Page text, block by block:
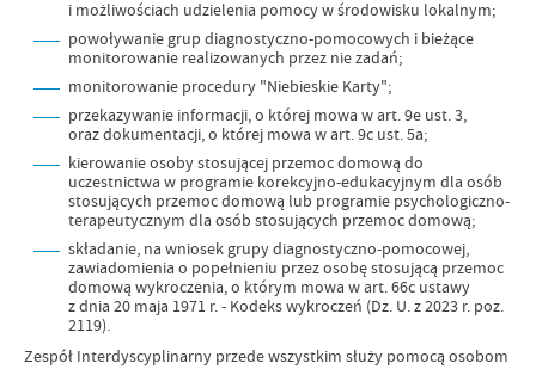
i możliwościach udzielenia pomocy w środowisku lokalnym;
powoływanie grup diagnostyczno-pomocowych i bieżące
monitorowanie realizowanych przez nie zadań;
monitorowanie procedury "Niebieskie Karty";
przekazywanie informacji, o której mowa w art. 9e ust. 3,
oraz dokumentacji, o której mowa w art. 9c ust. 5a;
kierowanie osoby stosującej przemoc domową do
uczestnictwa w programie korekcyjno-edukacyjnym dla osób
stosujących przemoc domową lub programie psychologiczno-
terapeutycznym dla osób stosujących przemoc domową;
składanie, na wniosek grupy diagnostyczno-pomocowej,
zawiadomienia o popełnieniu przez osobę stosującą przemoc
domową wykroczenia, o którym mowa w art. 66c ustawy
z dnia 20 maja 1971 r. - Kodeks wykroczeń (Dz. U. z 2023 r. poz.
2119).
Zespół Interdyscyplinarny przede wszystkim służy pomocą osobom